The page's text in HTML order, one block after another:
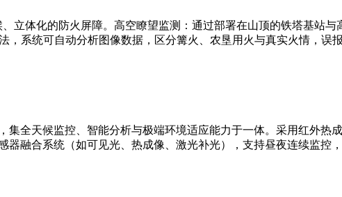
立体化的防火屏障。高空瞭望监测：通过部署在山顶的铁塔基站与
系统可自动分析图像数据，区分篝火、农垦用火与真实火情，误
全天候监控、智能分析与极端环境适应能力于一体。采用红外热
器融合系统（如可见光、热成像、激光补光），支持昼夜连续监控